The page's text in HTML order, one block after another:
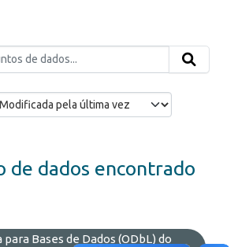
de dados encontrado
Bases de Dados (ODbL) do